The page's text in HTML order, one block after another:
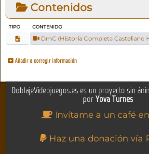
Contenidos
TIPO CONTENIDO
DmC (Historia Completa Castellano
Añadir o corregir información
DoblajeVideojuegos.es es un proyecto sin
porYova Turnes
Invítame a un café
Haz una donación vía